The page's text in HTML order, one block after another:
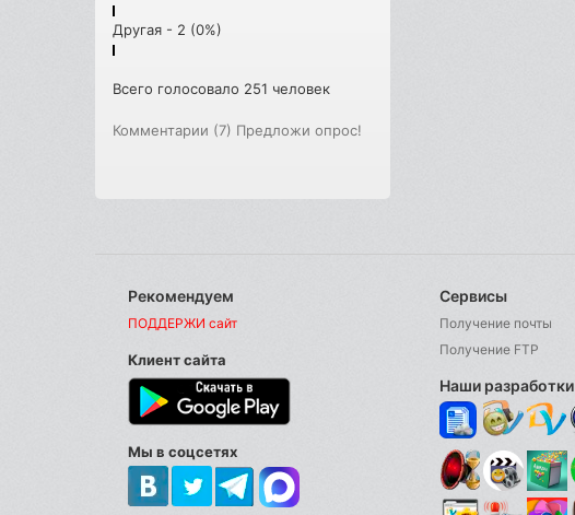
Другая - 2 (0%)
Всего голосовало 251 человек
Комментарии (7) Предложи опрос!
Рекомендуем
ПОДДЕРЖИ сайт
Клиент сайта
Мы в соцсетях
Сервисы
Получение почты
Получение FTP
Наши разработки